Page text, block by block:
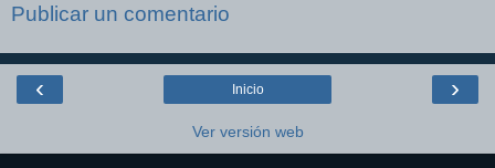
Publicar un comentario
‹ ›
Inicio
Ver versión web